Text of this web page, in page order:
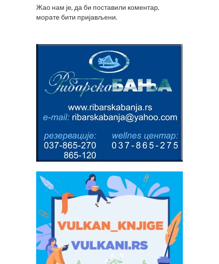
Жао нам је, да би поставили коментар,
моратебити пријављени.